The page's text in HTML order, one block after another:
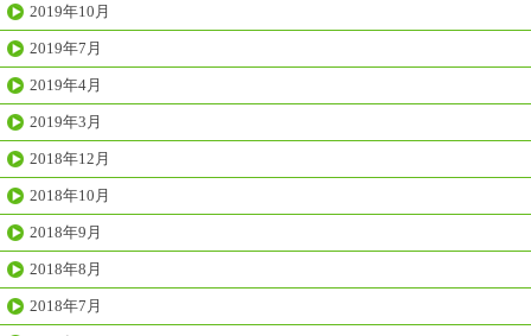
2019年10月
2019年7月
2019年4月
2019年3月
2018年12月
2018年10月
2018年9月
2018年8月
2018年7月